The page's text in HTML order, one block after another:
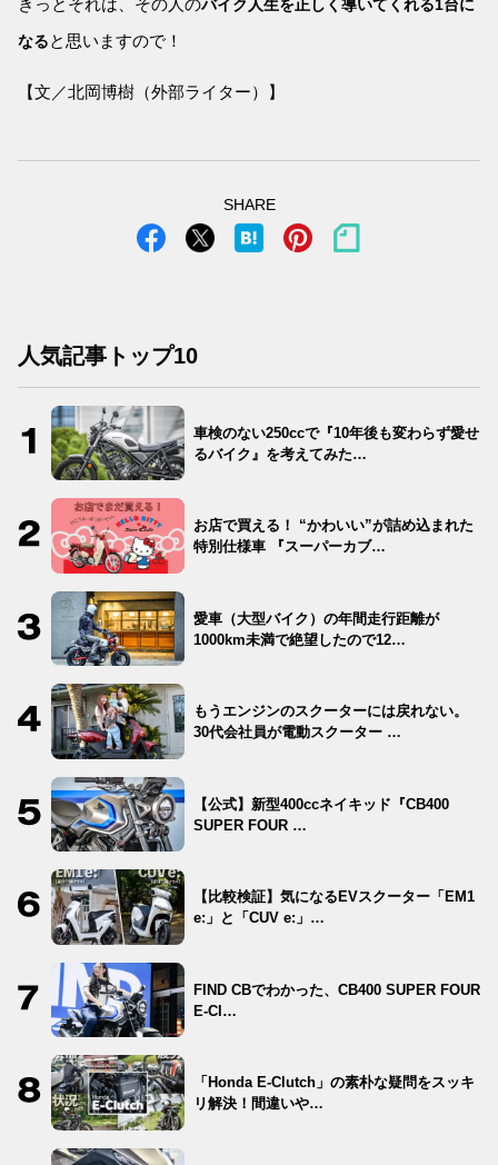
きっとそれは、その人のバイク人生を正しく導いてくれる1台に
なると思いますので！
【文／北岡博樹（外部ライター）】
SHARE
人気記事トップ10
車検のない250ccで『10年後も変わらず愛せ
るバイク』を考えてみた…
お店で買える！ “かわいい”が詰め込まれた
特別仕様車 『スーパーカブ…
愛車（大型バイク）の年間走行距離が
1000km未満で絶望したので12…
もうエンジンのスクーターには戻れない。
30代会社員が電動スクーター …
【公式】新型400ccネイキッド『CB400
SUPER FOUR …
【比較検証】気になるEVスクーター「EM1
e:」と「CUV e:」…
FIND CBでわかった、CB400 SUPER FOUR
E-Cl…
「Honda E-Clutch」の素朴な疑問をスッキ
リ解決！間違いや…